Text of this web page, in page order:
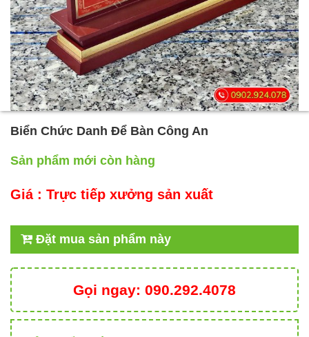
Biển Chức Danh Để Bàn Công An
Sản phẩm mới còn hàng
Giá : Trực tiếp xưởng sản xuất
Đặt mua sản phẩm này
Gọi ngay: 090.292.4078